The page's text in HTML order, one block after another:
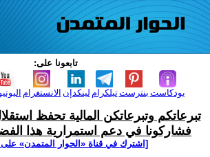
تابعونا على:
الانستغرام لينكدإن تيلكرامبنترست بودكاست
تبرعاتكم وتبرعاتكن المالية تحفظ
فشاركونا في دعم استمرارية هذا
[اشترك في قناة ‫«الحوار المتمدن» على